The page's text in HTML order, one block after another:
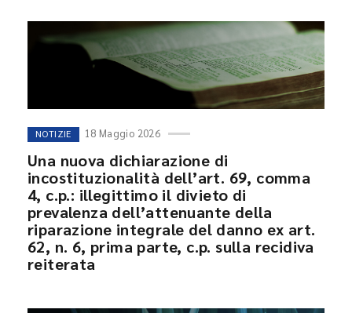
NOTIZIE 18 Maggio 2026
Una nuova dichiarazione di
incostituzionalità dell’art. 69, comma
4, c.p.: illegittimo il divieto di
prevalenza dell’attenuante della
riparazione integrale del danno ex art.
62, n. 6, prima parte, c.p. sulla recidiva
reiterata